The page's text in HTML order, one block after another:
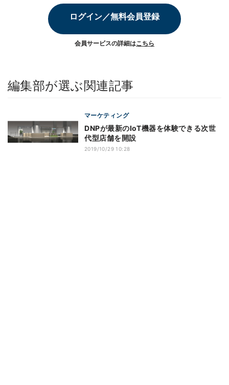
ログイン／無料会員登録
会員サービスの詳細はこちら
編集部が選ぶ関連記事
マーケティング
DNPが最新のIoT機器を体験できる次世
代型店舗を開設
2019/10/29 10:28